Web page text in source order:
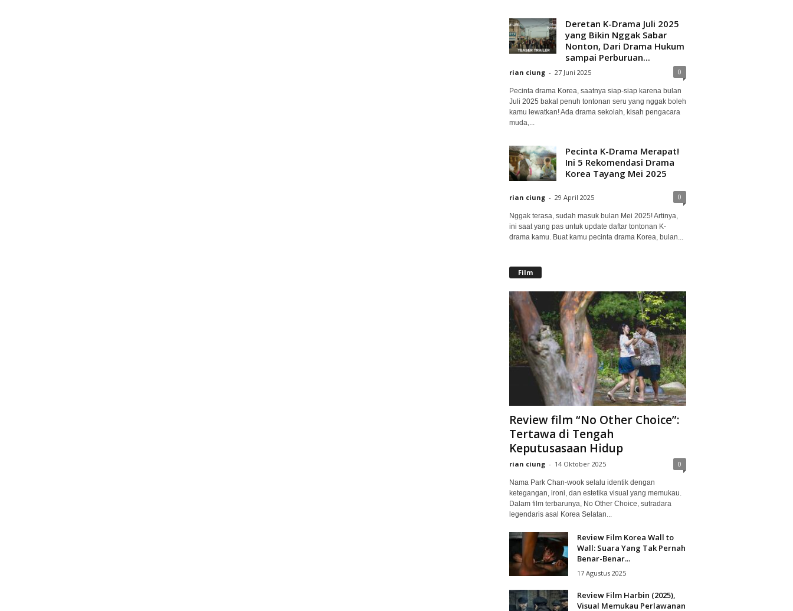
Deretan K-Drama Juli 2025
yang Bikin Nggak Sabar
Nonton, Dari Drama Hukum
sampai Perburuan...
rian ciung - 27 Juni 2025 0
Pecinta drama Korea, saatnya siap-siap karena bulan
Juli 2025 bakal penuh tontonan seru yang nggak boleh
kamu lewatkan! Ada drama sekolah, kisah pengacara
muda,...
Pecinta K-Drama Merapat!
Ini 5 Rekomendasi Drama
Korea Tayang Mei 2025
rian ciung - 29 April 2025 0
Nggak terasa, sudah masuk bulan Mei 2025! Artinya,
ini saat yang pas untuk update daftar tontonan K-
drama kamu. Buat kamu pecinta drama Korea, bulan...
Film
Review film “No Other Choice”:
Tertawa di Tengah
Keputusasaan Hidup
rian ciung - 14 Oktober 2025 0
Nama Park Chan-wook selalu identik dengan
ketegangan, ironi, dan estetika visual yang memukau.
Dalam film terbarunya, No Other Choice, sutradara
legendaris asal Korea Selatan...
Review Film Korea Wall to
Wall: Suara Yang Tak Pernah
Benar-Benar...
17 Agustus 2025
Review Film Harbin (2025),
Visual Memukau Perlawanan